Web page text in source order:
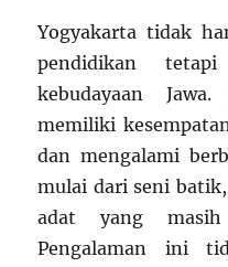
Yogyakarta tidak
pendidikan
kebudayaan Jawa.
memiliki
dan mengalami
mulai dari seni
adat yang
Pengalaman ini